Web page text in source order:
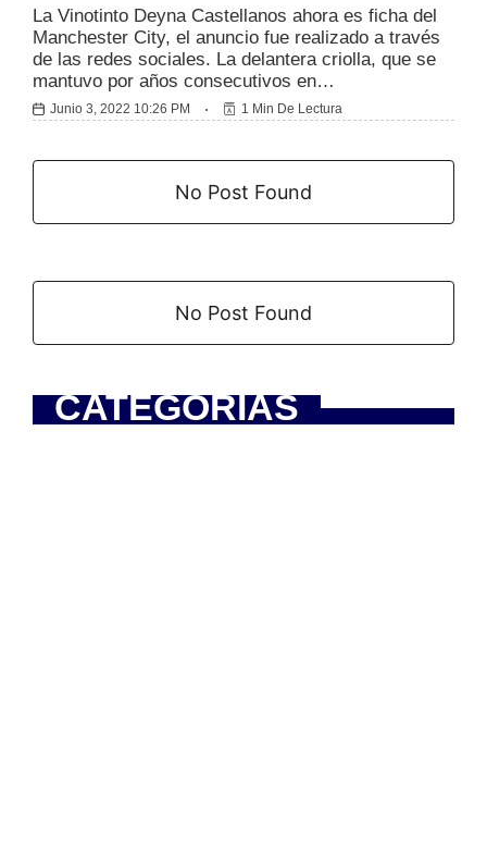
La Vinotinto Deyna Castellanos ahora es ficha del
Manchester City, el anuncio fue realizado a través
de las redes sociales. La delantera criolla, que se
mantuvo por años consecutivos en…
Junio 3, 2022 10:26 PM 1 Min De Lectura
No Post Found
No Post Found
CATEGORÍAS